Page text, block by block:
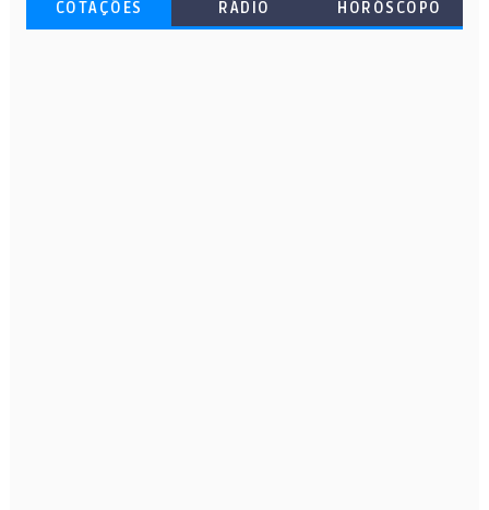
COTAÇÕES RÁDIO HORÓSCOPO